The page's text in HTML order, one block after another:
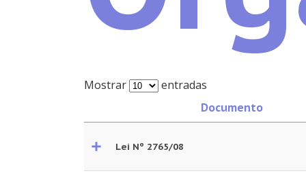
Mostrar entradas
Documento
Lei Nº 2765/08